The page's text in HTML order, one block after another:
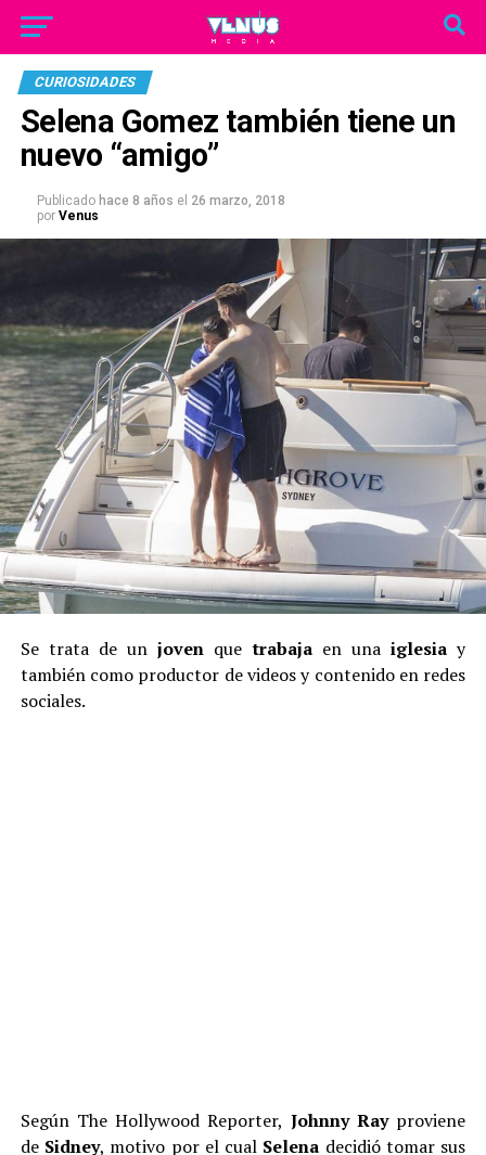
CURIOSIDADES
Selena Gomez también tiene un
nuevo “amigo”
Publicado hace 8 años el 26 marzo, 2018
por Venus
Se trata de unjoven que trabajaen una iglesia y
también como productor de videos y contenido en redes
sociales.
Según The Hollywood Reporter, Johnny Rayproviene
de Sidney, motivo por el cual Selena decidió tomar sus